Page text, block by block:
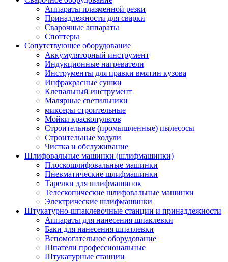
Аппараты плазменной резки
Принадлежности для сварки
Сварочные аппараты
Споттеры
Сопутствующее оборудование
Аккумуляторный инструмент
Индукционные нагреватели
Инструменты для правки вмятин кузова
Инфракрасные сушки
Клепальный инструмент
Малярные светильники
миксеры строительные
Мойки краскопультов
Строительные (промышленные) пылесосы
Строительные ходули
Чистка и обслуживание
Шлифовальные машинки (шлифмашинки)
Плоскошлифовальные машинки
Пневматические шлифмашинки
Тарелки для шлифмашинок
Телескопические шлифовальные машинки
Электрические шлифмашинки
Штукатурно-шпаклевочные станции и принадлежности
Аппараты для нанесения шпаклевки
Баки для нанесения шпатлевки
Вспомогательное оборудование
Шпатели профессиональные
Штукатурные станции